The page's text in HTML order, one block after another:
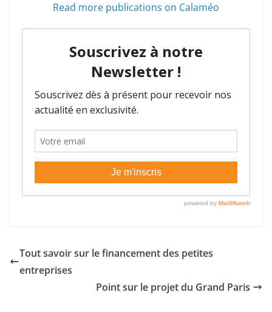
Read more publications on Calaméo
Tout savoir sur le financement des petites
entreprises
Point‌ ‌sur‌ ‌le‌ ‌projet‌ ‌du‌ ‌Grand‌ ‌Paris‌ ‌